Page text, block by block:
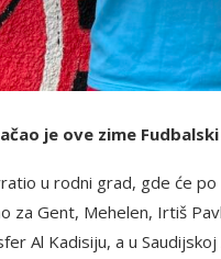
je ove zime
u rodni grad, gde će
za Gent, Mehelen, Irtiš
Al Kadisiju, a u